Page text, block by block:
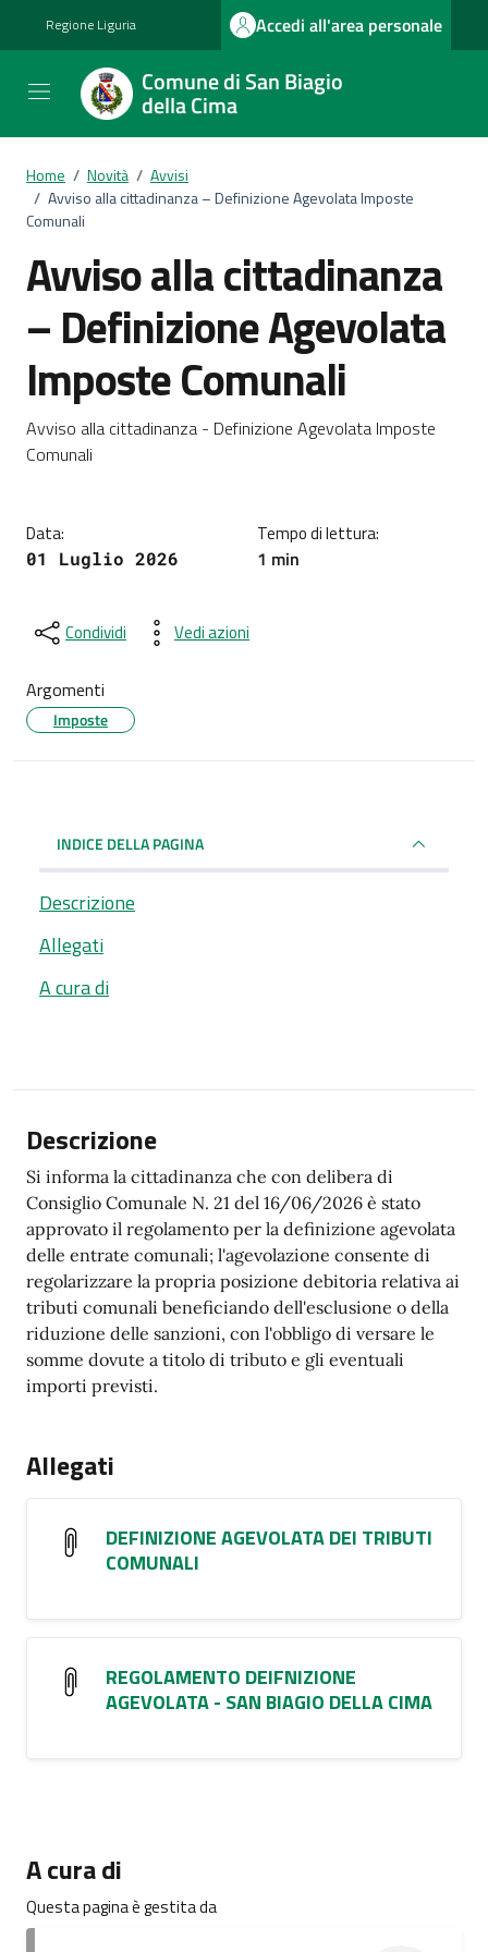
Regione Liguria Accedi all'area personale
Comune di San Biagio
della Cima
Home / Novità / Avvisi
/ Avviso alla cittadinanza – Definizione Agevolata Imposte
Comunali
Avviso alla cittadinanza
– Definizione Agevolata
Imposte Comunali
Dettagli della notizia
Avviso alla cittadinanza - Definizione Agevolata Imposte
Comunali
Data:
01 Luglio 2026
Tempo di lettura:
1 min
Condividi Vedi azioni
Argomenti
Imposte
INDICE DELLA PAGINA
Descrizione
Allegati
A cura di
Descrizione
Si informa la cittadinanza che con delibera di
Consiglio Comunale N. 21 del 16/06/2026 è stato
approvato il regolamento per la definizione agevolata
delle entrate comunali; l'agevolazione consente di
regolarizzare la propria posizione debitoria relativa ai
tributi comunali beneficiando dell'esclusione o della
riduzione delle sanzioni, con l'obbligo di versare le
somme dovute a titolo di tributo e gli eventuali
importi previsti.
Allegati
DEFINIZIONE AGEVOLATA DEI TRIBUTI
COMUNALI
REGOLAMENTO DEIFNIZIONE
AGEVOLATA - SAN BIAGIO DELLA CIMA
A cura di
Questa pagina è gestita da